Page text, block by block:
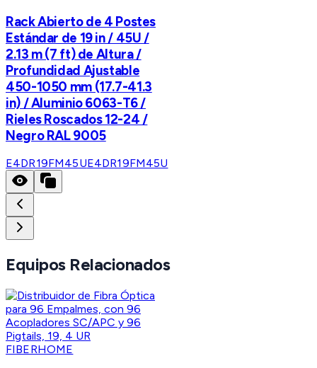
Rack Abierto de 4 Postes
Estándar de 19 in / 45U /
2.13 m (7 ft) de Altura /
Profundidad Ajustable
450-1050 mm (17.7-41.3
in) / Aluminio 6063-T6 /
Rieles Roscados 12-24 /
Negro RAL 9005
E4DR19FM45UE4DR19FM45U
Equipos Relacionados
FIBERHOME